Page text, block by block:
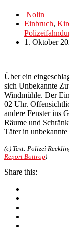
Nolin
Einbruch,
1. Oktober
Über ein
sich Unbekannte
Windmühle. Der
02 Uhr.
andere Fenster ins
Räume und
Täter in
(c) Text: Polizei
Report Bottrop)
Share this: